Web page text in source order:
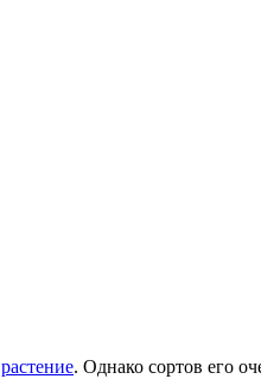
растение. Однако сортов его